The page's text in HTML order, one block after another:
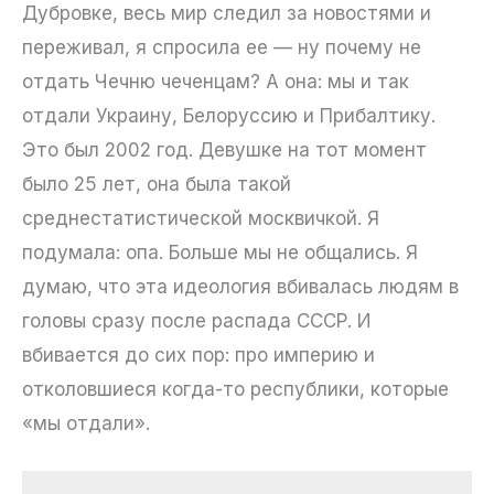
Дубровке, весь мир следил за новостями и
переживал, я спросила ее — ну почему не
отдать Чечню чеченцам? А она: мы и так
отдали Украину, Белоруссию и Прибалтику.
Это был 2002 год. Девушке на тот момент
было 25 лет, она была такой
среднестатистической москвичкой. Я
подумала: опа. Больше мы не общались. Я
думаю, что эта идеология вбивалась людям в
головы сразу после распада СССР. И
вбивается до сих пор: про империю и
отколовшиеся когда-то республики, которые
«мы отдали».